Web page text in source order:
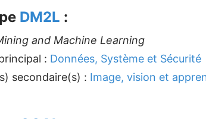
DM2L :
and Machine Learning
: Données, Système et Sécurité
secondaire(s) : Image, vision et